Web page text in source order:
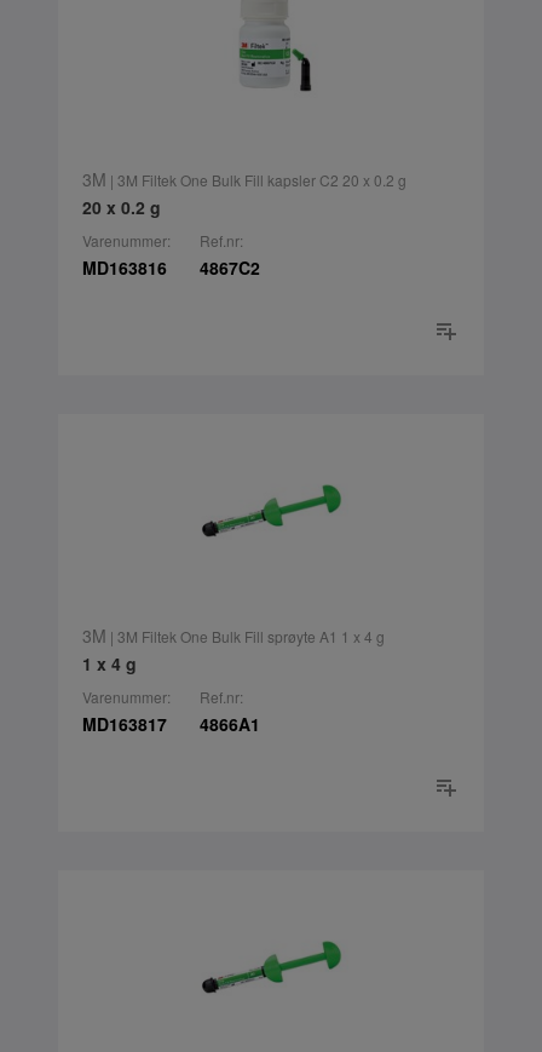
3M | 3M Filtek One Bulk Fill kapsler C2 20 x 0.2 g
20 x 0.2 g
Varenummer:
MD163816
Ref.nr:
4867C2
3M | 3M Filtek One Bulk Fill sprøyte A1 1 x 4 g
1 x 4 g
Varenummer:
MD163817
Ref.nr:
4866A1